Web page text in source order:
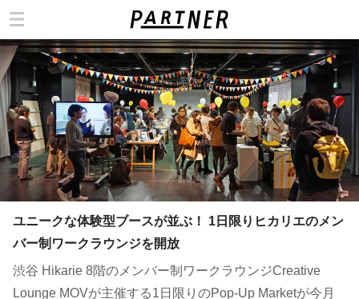
ユニークな体験型ブースが並ぶ！ 1日限りヒカリエのメン
バー制ワークラウンジを開放
渋谷 Hikarie 8階のメンバー制ワークラウンジCreative
Lounge MOVが主催する1日限りのPop-Up Marketが今月
カテゴリ